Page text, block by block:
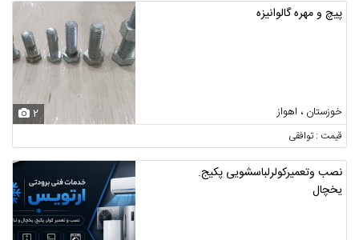
پیچ و مهره گالوانیزه
خوزستان ، اهواز 2
قیمت : توافقی
نصب وتعمیرکولرلباسشویی پکیج.
یخچال